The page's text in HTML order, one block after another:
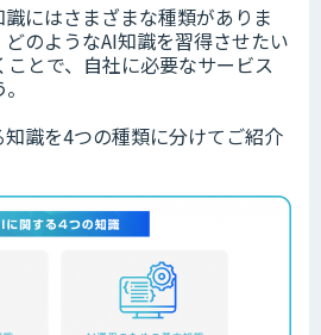
にはさまざまな種類がありま
のようなAI知識を習得させたい
とで、自社に必要なサービス
識を4つの種類に分けてご紹介